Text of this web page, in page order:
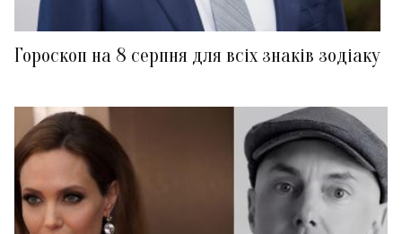
Гороскоп на 8 серпня для всіх знаків зодіаку